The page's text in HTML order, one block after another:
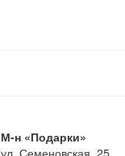
М-н «Подарки»
ул. Семеновская, 25